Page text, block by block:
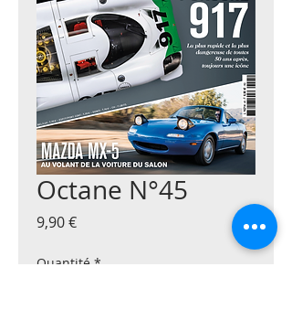
Octane N°45
9,90 €Prix
Quantité *